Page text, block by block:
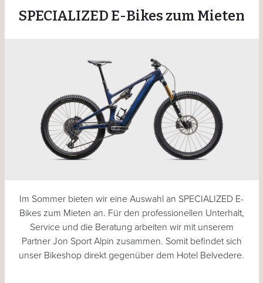
SPECIALIZED E-Bikes zum Mieten
Im Sommer bieten wir eine Auswahl an SPECIALIZED E-
Bikes zum Mieten an. Für den professionellen Unterhalt,
Service und die Beratung arbeiten wir mit unserem
Partner Jon Sport Alpin zusammen. Somit befindet sich
unser Bikeshop direkt gegenüber dem Hotel Belvedere.